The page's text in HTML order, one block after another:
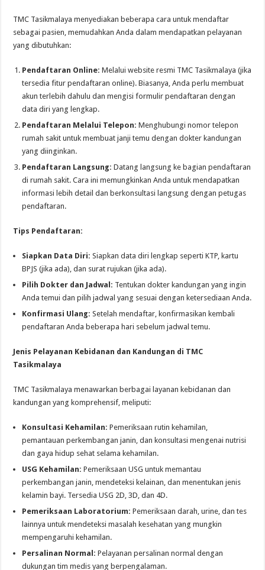
TMC Tasikmalaya menyediakan beberapa cara untuk mendaftar
sebagai pasien, memudahkan Anda dalam mendapatkan pelayanan
yang dibutuhkan:
Pendaftaran Online: Melalui website resmi TMC Tasikmalaya (jika
tersedia fitur pendaftaran online). Biasanya, Anda perlu membuat
akun terlebih dahulu dan mengisi formulir pendaftaran dengan
data diri yang lengkap.
Pendaftaran Melalui Telepon: Menghubungi nomor telepon
rumah sakit untuk membuat janji temu dengan dokter kandungan
yang diinginkan.
Pendaftaran Langsung: Datang langsung ke bagian pendaftaran
di rumah sakit. Cara ini memungkinkan Anda untuk mendapatkan
informasi lebih detail dan berkonsultasi langsung dengan petugas
pendaftaran.
Tips Pendaftaran:
Siapkan Data Diri: Siapkan data diri lengkap seperti KTP, kartu
BPJS (jika ada), dan surat rujukan (jika ada).
Pilih Dokter dan Jadwal: Tentukan dokter kandungan yang ingin
Anda temui dan pilih jadwal yang sesuai dengan ketersediaan Anda.
Konfirmasi Ulang: Setelah mendaftar, konfirmasikan kembali
pendaftaran Anda beberapa hari sebelum jadwal temu.
Jenis Pelayanan Kebidanan dan Kandungan di TMC
Tasikmalaya
TMC Tasikmalaya menawarkan berbagai layanan kebidanan dan
kandungan yang komprehensif, meliputi:
Konsultasi Kehamilan: Pemeriksaan rutin kehamilan,
pemantauan perkembangan janin, dan konsultasi mengenai nutrisi
dan gaya hidup sehat selama kehamilan.
USG Kehamilan: Pemeriksaan USG untuk memantau
perkembangan janin, mendeteksi kelainan, dan menentukan jenis
kelamin bayi. Tersedia USG 2D, 3D, dan 4D.
Pemeriksaan Laboratorium: Pemeriksaan darah, urine, dan tes
lainnya untuk mendeteksi masalah kesehatan yang mungkin
mempengaruhi kehamilan.
Persalinan Normal: Pelayanan persalinan normal dengan
dukungan tim medis yang berpengalaman.